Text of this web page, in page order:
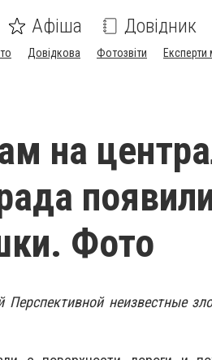
Афіша Довідник
Довідкова Фотозвіти Експерти
на
Фото
неизвестные